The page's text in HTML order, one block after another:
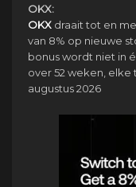
OKX:
OKX draait tot en
van 8% op nieuwe
bonus wordt niet in
over 52 weken,
augustus 2026